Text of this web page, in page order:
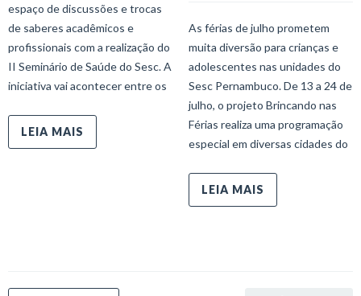
espaço de discussões e trocas
de saberes acadêmicos e
profissionais com a realização do
II Seminário de Saúde do Sesc. A
iniciativa vai acontecer entre os
LEIA MAIS
As férias de julho prometem
muita diversão para crianças e
adolescentes nas unidades do
Sesc Pernambuco. De 13 a 24 de
julho, o projeto Brincando nas
Férias realiza uma programação
especial em diversas cidades do
LEIA MAIS